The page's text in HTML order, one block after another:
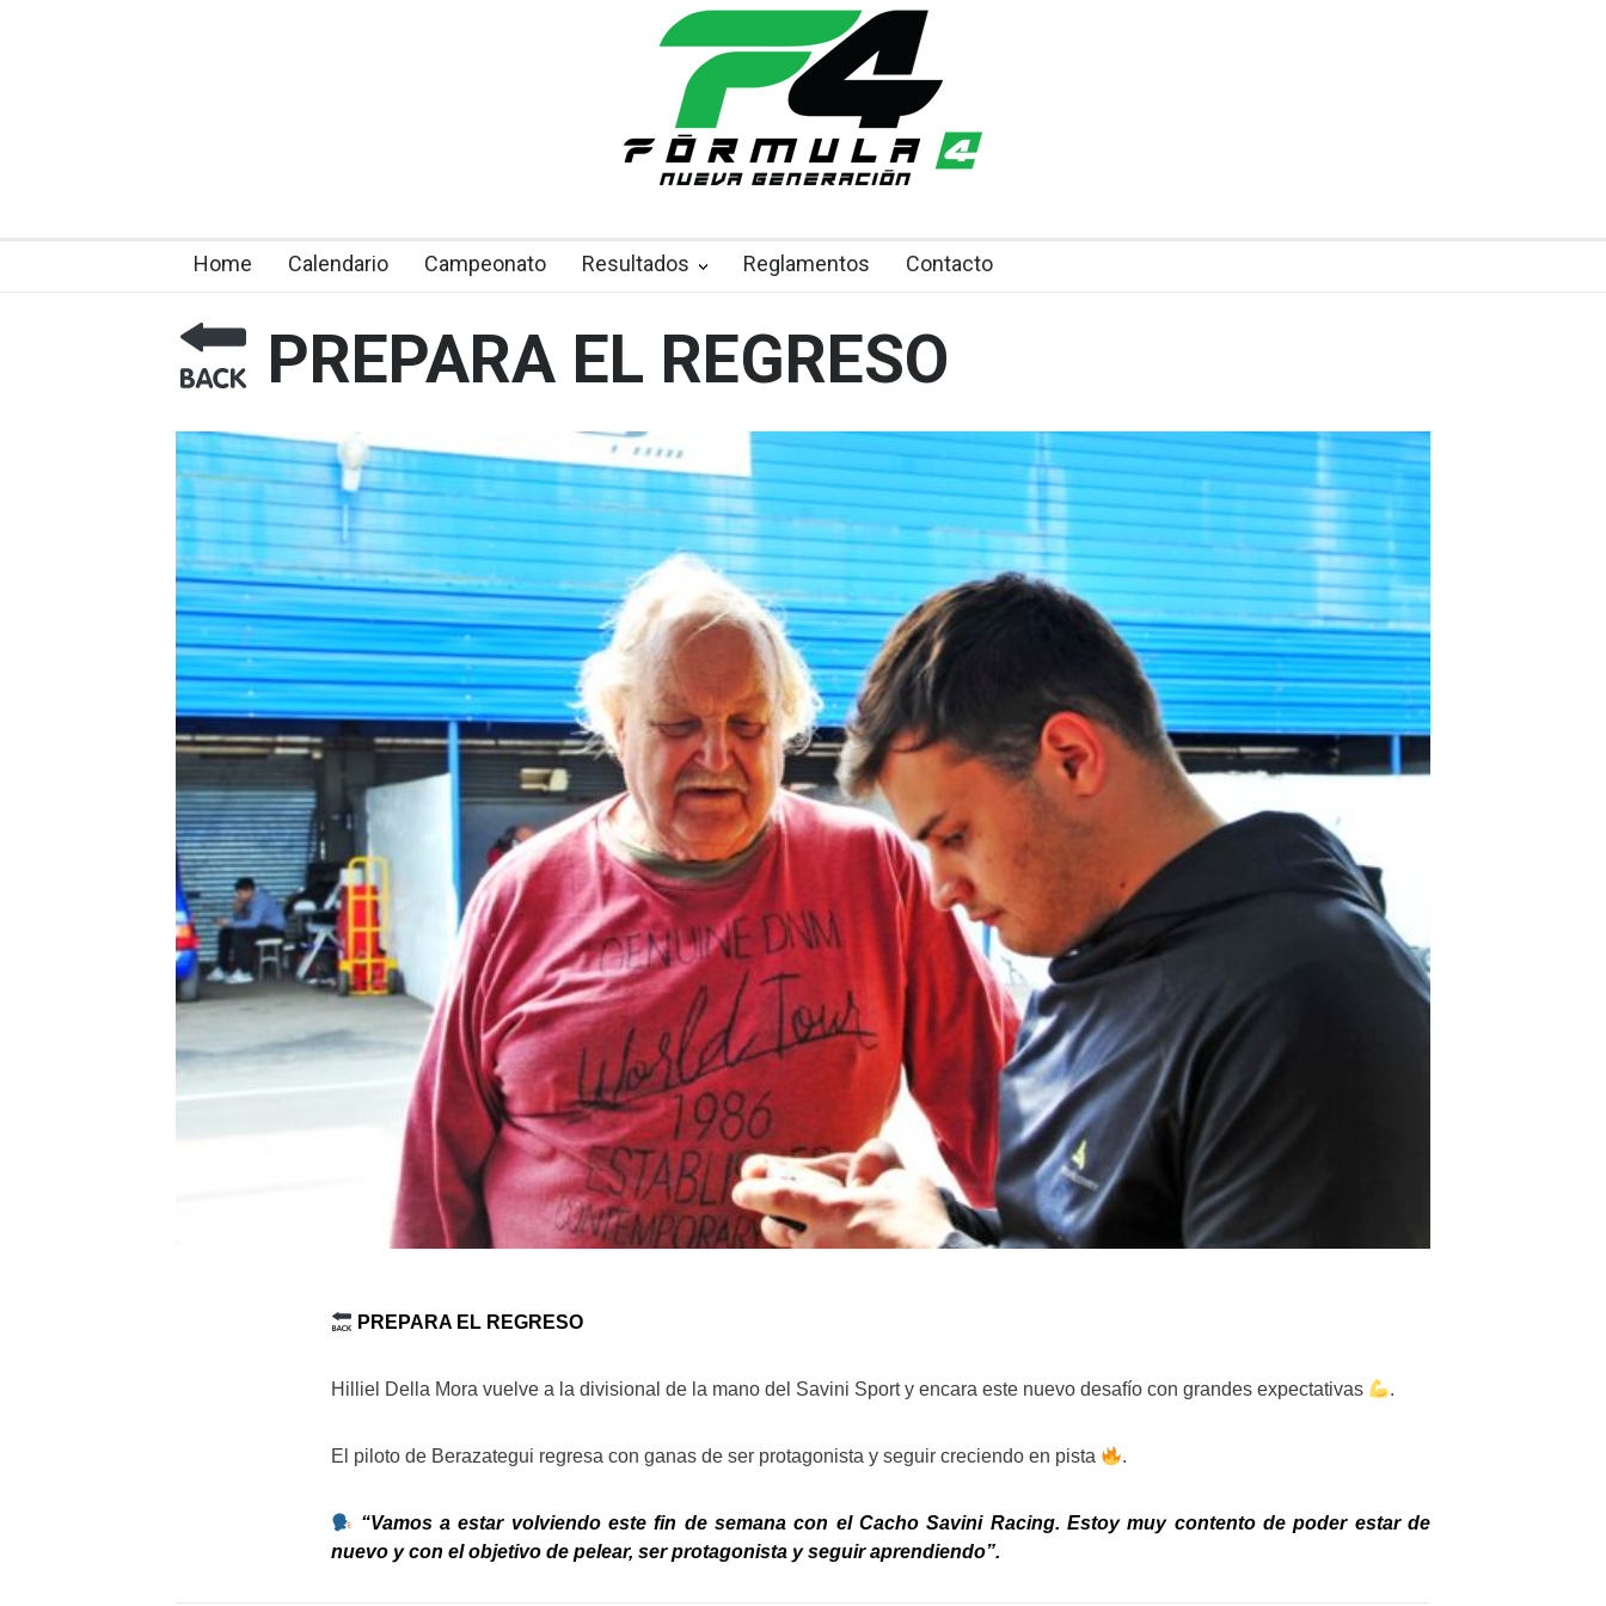
Home Calendario Campeonato Resultados Reglamentos Contacto
PREPARA EL REGRESO
PREPARA EL REGRESO
Hilliel Della Mora vuelve a la divisional de la mano del Savini Sport y encara este nuevo desafío con grandes expectativas .
El piloto de Berazategui regresa con ganas de ser protagonista y seguir creciendo en pista .
“Vamos a estar volviendo este fin de semana con el Cacho Savini Racing. Estoy muy contento de poder estar de
nuevo y con el objetivo de pelear, ser protagonista y seguir aprendiendo”.